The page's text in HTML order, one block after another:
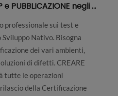
TEST delle APP e PUBBLICAZIONE negli STORE
professionale sui test e
Nativo. Bisogna
dei vari ambienti,
di difetti. CREARE
tutte le operazioni
della Certificazione